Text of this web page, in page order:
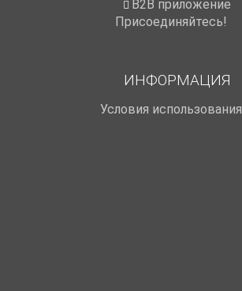
B2B приложение
Присоединяйтесь!
ИНФОРМАЦИЯ
Условия использования